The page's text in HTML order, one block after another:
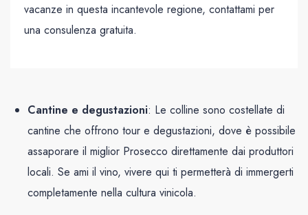
vacanze in questa incantevole regione, contattami per
una consulenza gratuita.
Cantine e degustazioni: Le colline sono costellate di
cantine che offrono tour e degustazioni, dove è possibile
assaporare il miglior Prosecco direttamente dai produttori
locali. Se ami il vino, vivere qui ti permetterà di immergerti
completamente nella cultura vinicola.